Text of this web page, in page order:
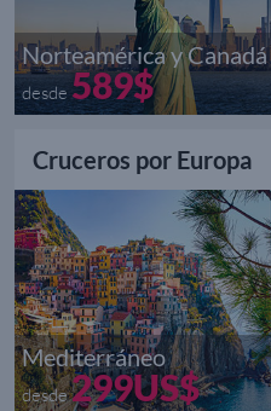
Norteamérica y Canadá
desde 589$
Cruceros por Europa
Mediterráneo
desde299US$